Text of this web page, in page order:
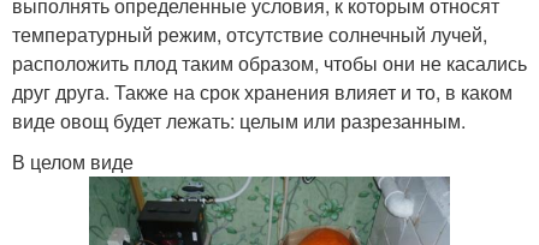
выполнять определенные условия, к которым относят
температурный режим, отсутствие солнечный лучей,
расположить плод таким образом, чтобы они не касались
друг друга. Также на срок хранения влияет и то, в каком
виде овощ будет лежать: целым или разрезанным.
В целом виде